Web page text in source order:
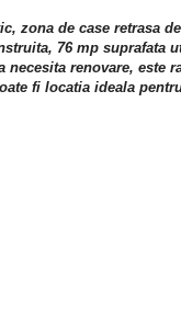
zona de case retrasa
76 mp suprafata
renovare, este
fi locatia ideala